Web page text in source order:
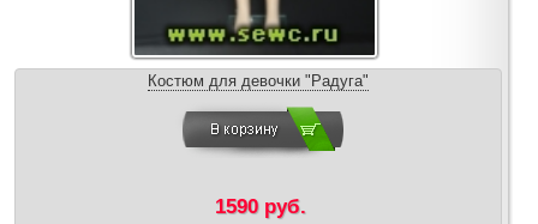
Костюм для девочки "Радуга"
1590 руб.